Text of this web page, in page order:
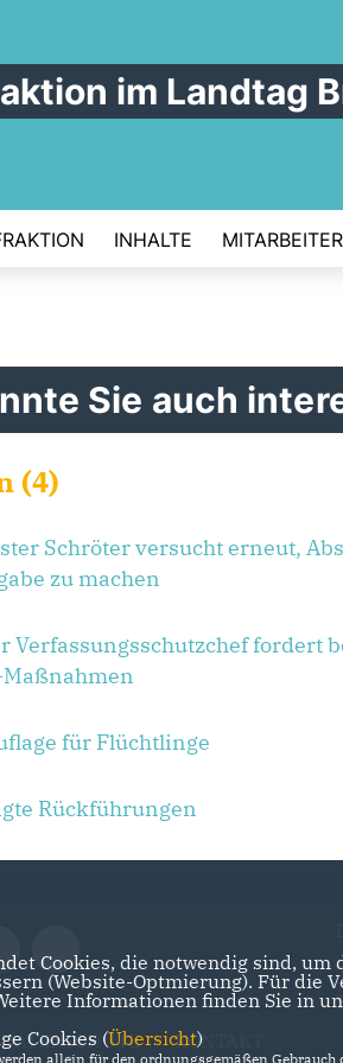
im Landtag
INHALTE MITARBEITER
Sie auch
(4)
Schröter versucht erneut,
zu machen
Verfassungsschutzchef fordert
für Flüchtlinge
Rückführungen
DATENSCHUTZ KONTAKT
Cookies, die notwendig sind,
(Website-Optmierung). Für
Informationen finden Sie in
Cookies (Übersicht)
allein für den ordnungsgemäßen Gebrauch